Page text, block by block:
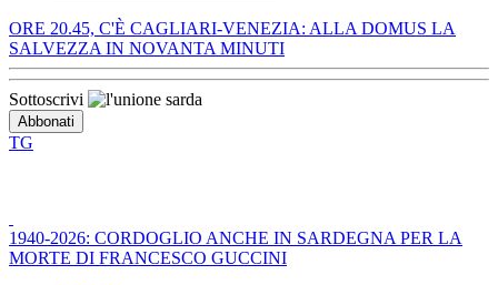
ORE 20.45, C'È CAGLIARI-VENEZIA: ALLA DOMUS LA
SALVEZZA IN NOVANTA MINUTI
Sottoscrivi
TG
1940-2026: CORDOGLIO ANCHE IN SARDEGNA PER LA
MORTE DI FRANCESCO GUCCINI